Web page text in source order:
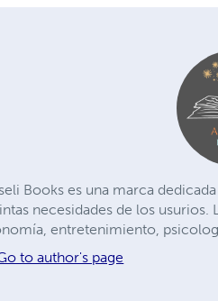
Books es una marca
necesidades de los
entretenimiento,
to author's page